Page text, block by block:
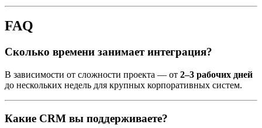
FAQ
Сколько времени занимает интеграция?
В зависимости от сложности проекта — от 2–3 рабочих дней
до нескольких недель для крупных корпоративных систем.
Какие CRM вы поддерживаете?